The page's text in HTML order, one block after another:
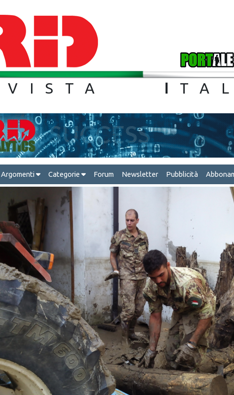
I
Argomenti Categorie Forum Newsletter Pubblicità